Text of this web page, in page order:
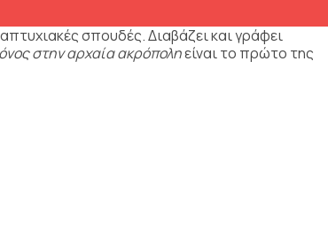
σπουδές. Διαβάζει και γράφει
στην αρχαία ακρόποληείναι το πρώτο της